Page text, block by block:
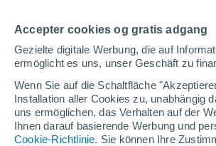
Accepter cookies og gratis adgang
Gezielte digitale Werbung, die auf
ermöglicht es uns, unser Geschäft zu
Wenn Sie auf die Schaltfläche
Installation aller Cookies zu, unabhängig
uns ermöglichen, das Verhalten auf der
Ihnen darauf basierende Werbung und
Cookie-Richtlinie. Sie können Ihre
Home Steiermark Aflenzer
Aflenzer